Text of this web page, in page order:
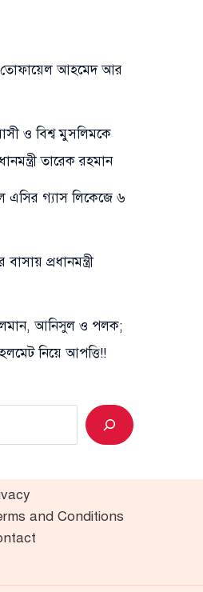
তোফায়েল আহমেদ আর
ও বিশ্ব মুসলিমকে
তারেক রহমান
এসির গ্যাস লিকেজে ৬
প্রধানমন্ত্রী
আনিসুল ও পলক;
নিয়ে আপত্তি!!
and Conditions